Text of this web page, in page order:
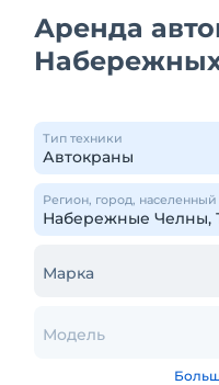
Аренда
Тип техники
Регион, город, населенный
Марка
Модель